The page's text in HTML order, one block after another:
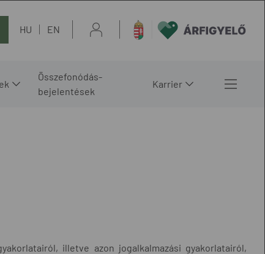
HU EN
Összefonódás-
bejelentések
Karrier
illetve azon jogalkalmazási gyakorlatairól,